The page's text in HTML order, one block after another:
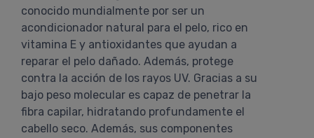
conocido mundialmente por ser un
acondicionador natural para el pelo, rico en
vitamina E y antioxidantes que ayudan a
reparar el pelo dañado. Además, protege
contra la acción de los rayos UV. Gracias a su
bajo peso molecular es capaz de penetrar la
fibra capilar, hidratando profundamente el
cabello seco. Además, sus componentes